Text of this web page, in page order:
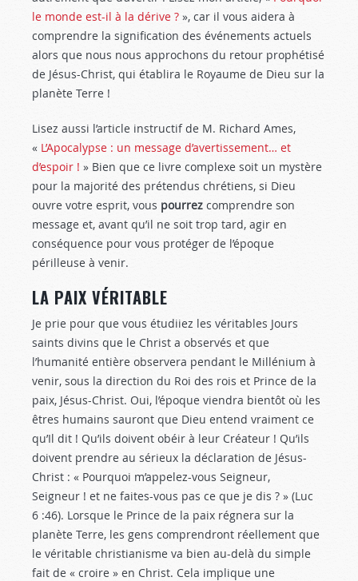
le monde est-il à la dérive ? », car il vous aidera à
comprendre la signification des événements actuels
alors que nous nous approchons du retour prophétisé
de Jésus-Christ, qui établira le Royaume de Dieu sur la
planète Terre !
Lisez aussi l’article instructif de M. Richard Ames,
« L’Apocalypse : un message d’avertissement… et
d’espoir ! » Bien que ce livre complexe soit un mystère
pour la majorité des prétendus chrétiens, si Dieu
ouvre votre esprit, vous pourrez comprendre son
message et, avant qu’il ne soit trop tard, agir en
conséquence pour vous protéger de l’époque
périlleuse à venir.
LA PAIX VÉRITABLE
Je prie pour que vous étudiiez les véritables Jours
saints divins que le Christ a observés et que
l’humanité entière observera pendant le Millénium à
venir, sous la direction du Roi des rois et Prince de la
paix, Jésus-Christ. Oui, l’époque viendra bientôt où les
êtres humains sauront que Dieu entend vraiment ce
qu’Il dit ! Qu’ils doivent obéir à leur Créateur ! Qu’ils
doivent prendre au sérieux la déclaration de Jésus-
Christ : « Pourquoi m’appelez-vous Seigneur,
Seigneur ! et ne faites-vous pas ce que je dis ? » (Luc
6 :46). Lorsque le Prince de la paix régnera sur la
planète Terre, les gens comprendront réellement que
le véritable christianisme va bien au-delà du simple
fait de « croire » en Christ. Cela implique une